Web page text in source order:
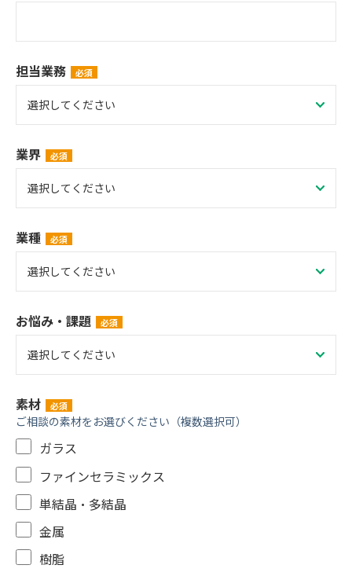
担当業務
業界
業種
お悩み・課題
素材
ご相談の素材をお選びください（複数選択可）
ガラス
ファインセラミックス
単結晶・多結晶
金属
樹脂